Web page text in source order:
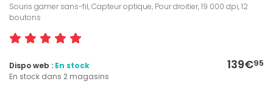
Souris gamer sans-fil, Capteur optique, Pour droitier, 19 000 dpi, 12
boutons
139€95
Dispo web : En stock
En stock dans 2 magasins